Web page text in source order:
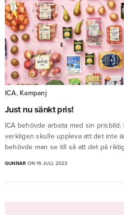
ICA, Kampanj
Just nu sänkt pris!
ICA behövde arbeta med sin
verkligen skulle uppleva att det inte
behövde man se till så att det på
GUNNAR ON 16 JULI, 2023